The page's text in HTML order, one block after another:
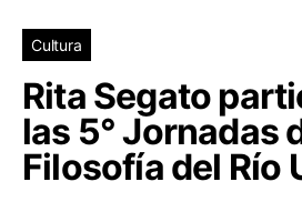
Cultura
Rita Segato
las 5° Jornadas
Filosofía del Río